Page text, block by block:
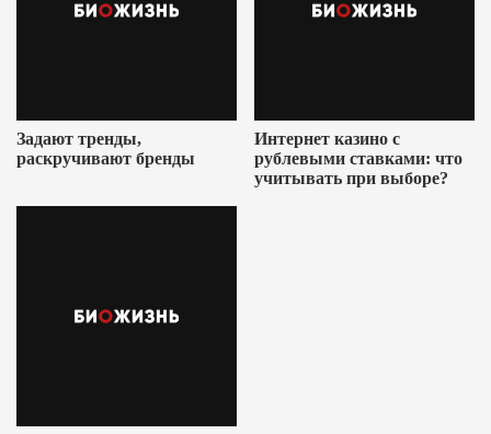
Задают тренды,
раскручивают бренды
Интернет казино с
рублевыми ставками: что
учитывать при выборе?